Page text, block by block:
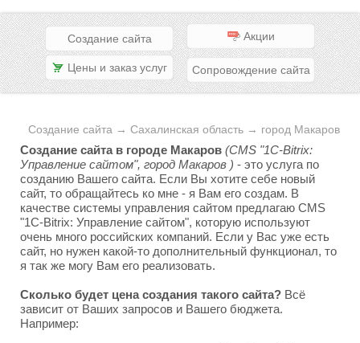
Создание сайта Акции
Цены и заказ услуг Сопровождение сайта
Создание сайта → Сахалинская область → город Макаров
Создание сайта в городе Макаров (CMS "1C-Bitrix:
Управление сайтом", город Макаров ) - это услуга по
созданию Вашего сайта. Если Вы хотите себе новый
сайт, то обращайтесь ко мне - я Вам его создам. В
качестве системы управления сайтом предлагаю CMS
"1C-Bitrix: Управление сайтом", которую используют
очень много российских компаний. Если у Вас уже есть
сайт, но нужен какой-то дополнительный функционал, то
я так же могу Вам его реализовать.
Сколько будет цена создания такого сайта? Всё
зависит от Ваших запросов и Вашего бюджета.
Например: